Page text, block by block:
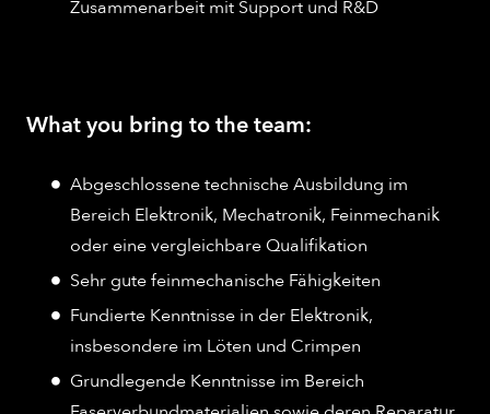
Zusammenarbeit mit Support und R&D
What you bring to the team:
Abgeschlossene technische Ausbildung im
Bereich Elektronik, Mechatronik, Feinmechanik
oder eine vergleichbare Qualifikation
Sehr gute feinmechanische Fähigkeiten
Fundierte Kenntnisse in der Elektronik,
insbesondere im Löten und Crimpen
Grundlegende Kenntnisse im Bereich